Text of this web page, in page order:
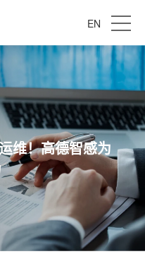
EN
维！高德智感为